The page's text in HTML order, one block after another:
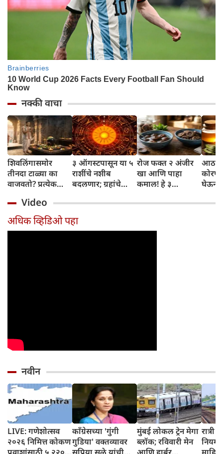
नक्की वाचा
शिवलिंगासमोर
तीनदा टाळ्या का
वाजवतो? प्रत्येक
जाणून घ्या
३ ऑगस्टपासून या ५
राशींचे नशीब
बदलणार; ग्रहांचे
संपतील आणि शुभ
दिवसांची सुरुवात
होईल
रोज फक्त २ अंजीर
खा आणि पाहा
कमाल! हे ३
तुम्हाला ठाऊक
घेऊन
Video
अधिक व्हिडिओ पहा
नवीन
LIVE: गणेशोत्सव
२०२६ निमित्त कोकण
काँग्रेसच्या 'गुंगी
गुडिया' वक्तव्यावर
मुंबई लोकल ट्रेन मेगा
ब्लॉक; रविवारी मेन
रात्री
नियम